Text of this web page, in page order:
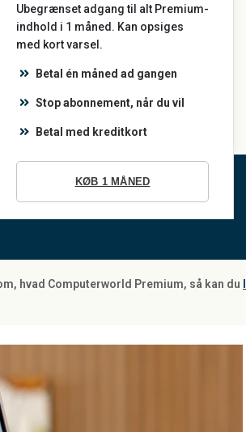
Ubegrænset adgang til alt Premium-
indhold i 1 måned. Kan opsiges
med kort varsel.
Betal én måned ad gangen
Stop abonnement, når du vil
Betal med kreditkort
KØB 1 MÅNED
hvad Computerworld Premium, så kan du